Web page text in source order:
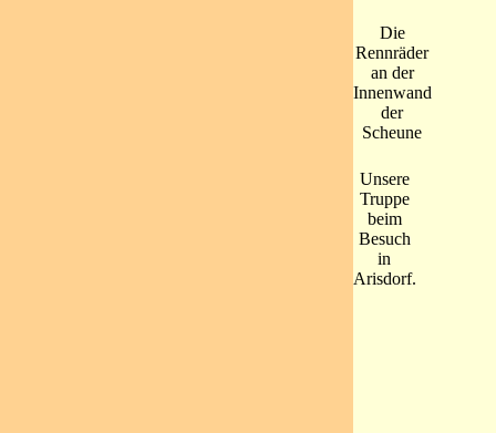
Die
Rennräder
an der
Innenwand
der
Scheune
Unsere
Truppe
beim
Besuch
in
Arisdorf.